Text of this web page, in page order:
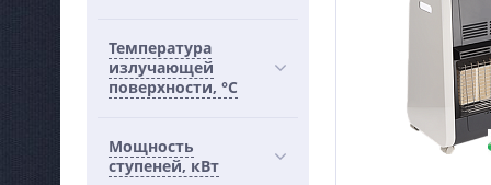
Температура
излучающей
поверхности, °C
Мощность
ступеней, кВт